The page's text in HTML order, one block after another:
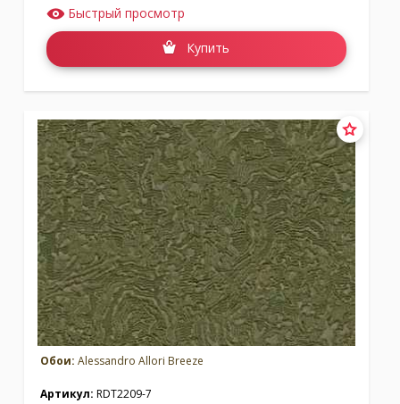
Быстрый просмотр
Купить
Обои: Alessandro Allori Breeze
Артикул: RDT2209-7